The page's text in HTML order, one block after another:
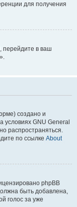
для получения
перейдите в ваш
создано и
условиях GNU General
распространяться.
по ссылке About
phpBB
быть добавлена,
голос за уже